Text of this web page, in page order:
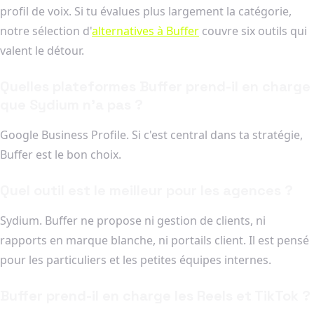
profil de voix. Si tu évalues plus largement la catégorie,
notre sélection d'alternatives à Buffer couvre six outils qui
valent le détour.
Google Business Profile. Si c'est central dans ta stratégie,
Buffer est le bon choix.
Sydium. Buffer ne propose ni gestion de clients, ni
rapports en marque blanche, ni portails client. Il est pensé
pour les particuliers et les petites équipes internes.